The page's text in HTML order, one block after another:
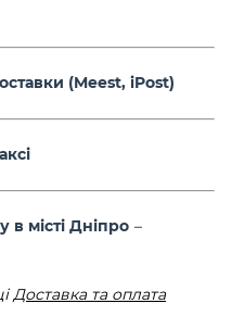
(Meest, iPost)
в місті Дніпро –
Доставка та оплата